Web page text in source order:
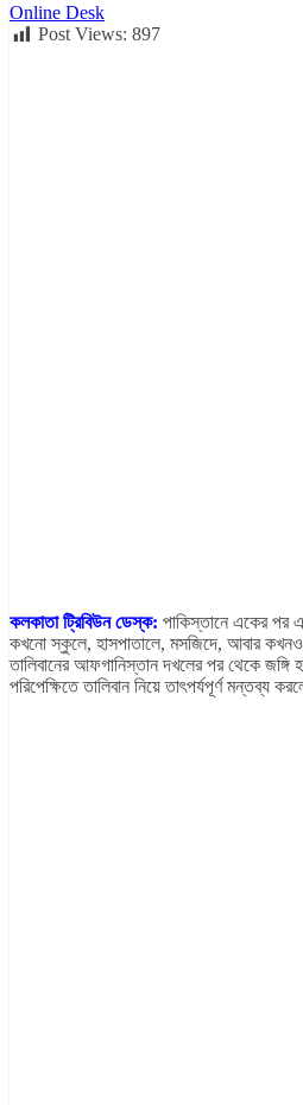
Online Desk
Post Views: 897
কলকাতা ট্রিবিউন ডেস্ক: পাকিস্তানে একের পর
কখনো স্কুলে, হাসপাতালে, মসজিদে, আবার কখনও
তালিবানের আফগানিস্তান দখলের পর থেকে
পরিপেক্ষিতে তালিবান নিয়ে তাৎপর্যপূর্ণ মন্তব্য